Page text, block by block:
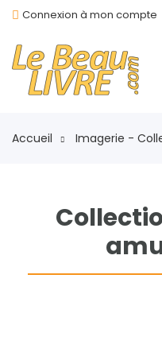
Connexion à mon compte
Accueil Imagerie -